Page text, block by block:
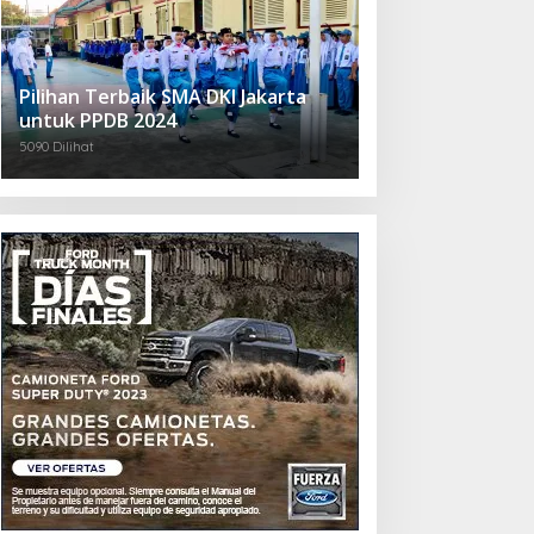
Pilihan Terbaik SMA DKI Jakarta
untuk PPDB 2024
5090 Dilihat